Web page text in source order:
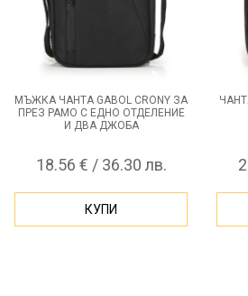
МЪЖКА ЧАНТА GABOL CRONY ЗА
ПРЕЗ РАМО С ЕДНО ОТДЕЛЕНИЕ
И ДВА ДЖОБА
18.56 € / 36.30 лв.
КУПИ